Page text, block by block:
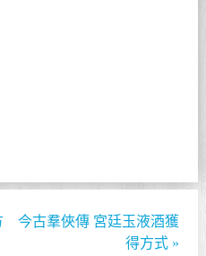
今古羣俠傳 宮廷玉液酒獲
得方式 »